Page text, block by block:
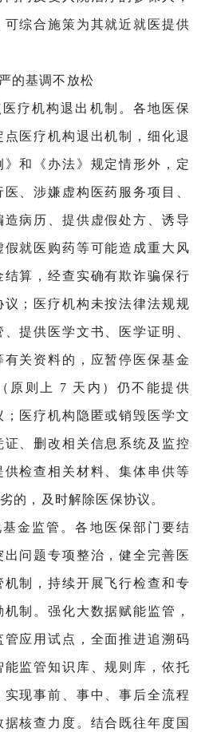
综合施策为其就近就医提供
的基调不放松
医疗机构退出机制。各地医保
医疗机构退出机制，细化退
和《办法》规定情形外，定
、涉嫌虚构医药服务项目、
病历、提供虚假处方、诱导
就医购药等可能造成重大风
结算，经查实确有欺诈骗保行
；医疗机构未按法律法规规
提供医学文书、医学证明、
关资料的，应暂停医保基金
原则上 7 天内）仍不能提供
医疗机构隐匿或销毁医学文
、删改相关信息系统及监控
检查相关材料、集体串供等
的，及时解除医保协议。
基金监管。各地医保部门要结
问题专项整治，健全完善医
制，持续开展飞行检查和专
制。强化大数据赋能监管，
应用试点，全面推进追溯码
监管知识库、规则库，依托
现事前、事中、事后全流程
核查力度。结合既往年度国